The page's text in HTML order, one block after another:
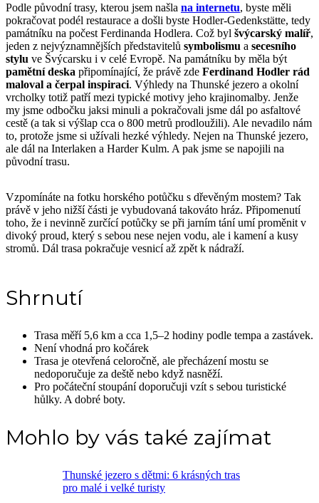
Podle původní trasy, kterou jsem našla na internetu, byste měli
pokračovat podél restaurace a došli byste Hodler-Gedenkstätte, tedy
památníku na počest Ferdinanda Hodlera. Což byl švýcarský malíř,
jeden z nejvýznamnějších představitelů symbolismu a secesního
stylu ve Švýcarsku i v celé Evropě. Na památníku by měla být
pamětní deska připomínající, že právě zde Ferdinand Hodler rád
maloval a čerpal inspiraci. Výhledy na Thunské jezero a okolní
vrcholky totiž patří mezi typické motivy jeho krajinomalby. Jenže
my jsme odbočku jaksi minuli a pokračovali jsme dál po asfaltové
cestě (a tak si výšlap cca o 800 metrů prodloužili). Ale nevadilo nám
to, protože jsme si užívali hezké výhledy. Nejen na Thunské jezero,
ale dál na Interlaken a Harder Kulm. A pak jsme se napojili na
původní trasu.
Vzpomínáte na fotku horského potůčku s dřevěným mostem? Tak
právě v jeho nižší části je vybudovaná takováto hráz. Připomenutí
toho, že i nevinně zurčící potůčky se při jarním tání umí proměnit v
divoký proud, který s sebou nese nejen vodu, ale i kamení a kusy
stromů. Dál trasa pokračuje vesnicí až zpět k nádraží.
Shrnutí
Trasa měří 5,6 km a cca 1,5–2 hodiny podle tempa a zastávek.
Není vhodná pro kočárek
Trasa je otevřená celoročně, ale přecházení mostu se
nedoporučuje za deště nebo když nasněží.
Pro počáteční stoupání doporučuji vzít s sebou turistické
hůlky. A dobré boty.
Mohlo by vás také zajímat
Thunské jezero s dětmi: 6 krásných tras
pro malé i velké turisty